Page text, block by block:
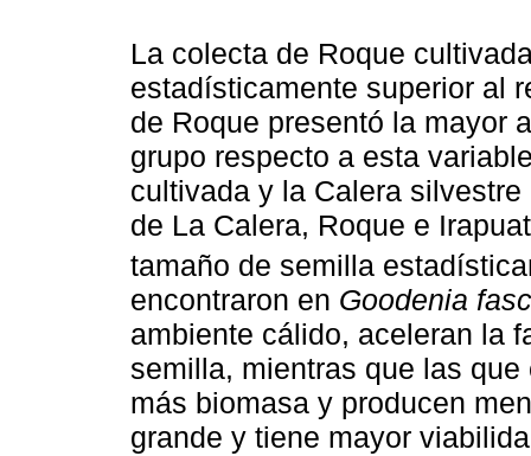
La colecta de Roque
estadísticamente superior al
de Roque presentó la mayor
grupo respecto a esta
cultivada y la Calera silvestre
de La Calera, Roque e
tamaño de semilla
encontraron en Goodenia
ambiente cálido, aceleran la
semilla, mientras que las
más biomasa y producen
grande y tiene mayor